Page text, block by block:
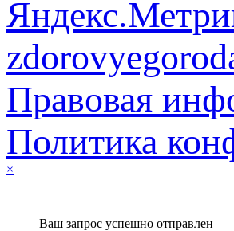
Правовая
Политика
×
Ваш запрос успешно отправлен